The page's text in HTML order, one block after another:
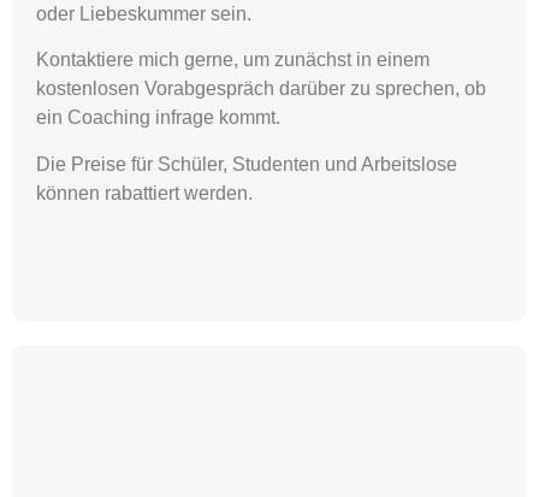
oder Liebeskummer sein.
Kontaktiere mich gerne, um zunächst in einem
kostenlosen Vorabgespräch darüber zu sprechen, ob
ein Coaching infrage kommt.
Die Preise für Schüler, Studenten und Arbeitslose
können rabattiert werden.